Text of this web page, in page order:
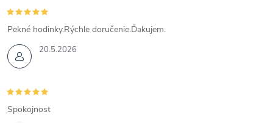
20.5.2026
Pekné hodinky.Rýchle doručenie.Ďakujem.
Spokojnost